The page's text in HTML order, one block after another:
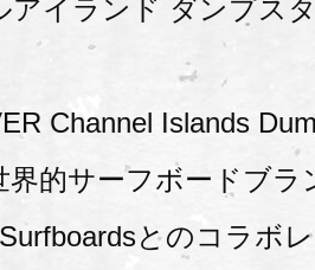
アイランド ダンプス
Channel Islands
界的サーフボードブラ
とのコラボ